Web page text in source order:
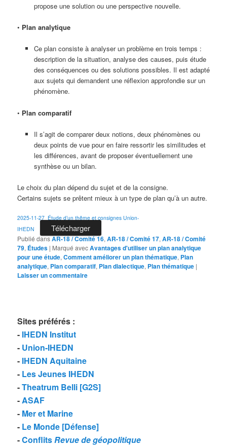
propose une solution ou une perspective nouvelle.
• Plan analytique
Ce plan consiste à analyser un problème en trois temps :
description de la situation, analyse des causes, puis étude
des conséquences ou des solutions possibles. Il est adapté
aux sujets qui demandent une réflexion approfondie sur un
phénomène.
• Plan comparatif
Il s’agit de comparer deux notions, deux phénomènes ou
deux points de vue pour en faire ressortir les similitudes et
les différences, avant de proposer éventuellement une
synthèse ou un bilan.
Le choix du plan dépend du sujet et de la consigne.
Certains sujets se prêtent mieux à un type de plan qu’à un autre.
2025-11-27_Étude d’un thême et consignes Union-
IHEDN
Télécharger
Publié dansAR-18 / Comité 16,AR-18 / Comité 17,AR-18 / Comité
79, Études | Marqué avecAvantages d'utiliser un plan analytique
pour une étude,Comment améliorer un plan thématique, Plan
analytique, Plan comparatif, Plan dialectique, Plan thématique |
Laisser un commentaire
Sites préférés :
- IHEDN Institut
- Union-IHEDN
- IHEDN Aquitaine
- Les Jeunes IHEDN
-Theatrum Belli [G2S]
- ASAF
- Mer et Marine
- Le Monde [Défense]
-Conflits Revue de géopolitique